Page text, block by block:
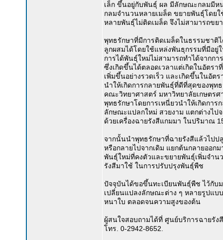
เล็ก ขึ้นอยู่กับพันธุ์ ผล มีลักษณะกลมมีห
กลมจำนวนหลายเมล็ด ขยายพันธุ์โดยใ
หลายพันธุ์ไม่ติดเมล็ด จึงไม่สามารถขย
พุทธรักษาที่มีการติดเมล็ดในธรรมชาติ
ลูกผสมได้โดยใช้แหล่งพันธุกรรมที่มีอ
การได้พันธุ์ใหม่ไม่สามารถทำได้จากก
ซึ่งเกิดขึ้นได้ตลอดเวลาแต่เกิดในอัตร
เพิ่มขึ้นอย่างรวดเร็ว และเกิดขึ้นในอัต
นำให้เกิดการกลายพันธุ์ที่ดีที่สุดของพุท
คณะวิทยาศาสตร์ มหาวิทยาลัยเกษตร
พุทธรักษาโดยการเหนี่ยวนำให้เกิดกา
ลักษณะแปลกใหม่ สวยงาม แตกต่างไป
ด้วยเครื่องฉายรังสีแกมมา ในปริมาณ
จากนั้นนำพุทธรักษาที่ฉายรังสีแล้วไปป
หรือกลายไปจากเดิม แยกต้นกลายออก
พันธุ์ใหม่ที่คงตัวและขยายพันธุ์เพิ่มจำน
รังสีมาใช้ ในการปรับปรุงพันธุ์พืช
ปัจจุบันได้ขอขึ้นทะเบียนพันธุ์พืช ไว้กับ
เปลี่ยนแปลงลักษณะต่าง ๆ หลายรูปแบ
หนาใบ ตลอดจนความสูงของต้น
ผู้สนใจสอบถามได้ที่ ศูนย์บริการฉายรั
โทร. 0-2942-8652.